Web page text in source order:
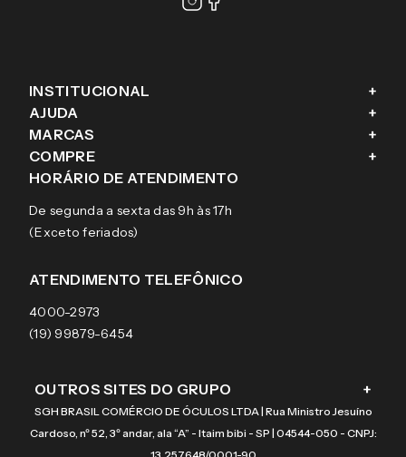
INSTITUCIONAL +
Sobre a eÓtica
Aviso de privacidade
Termos e condições de uso
AJUDA +
Trocas e Devoluções
Pagamentos
Garantias
MARCAS +
Ray-Ban
Tecnol
Arnette
Burberry
COMPRE +
Óculos de sol
Lentes de contato
HORÁRIO DE ATENDIMENTO
De segunda a sexta das 9h às 17h
(Exceto feriados)
ATENDIMENTO TELEFÔNICO
4000-2973
(19) 99879-6454
OUTROS SITES DO GRUPO +
SGH BRASIL COMÉRCIO DE ÓCULOS LTDA | Rua Ministro Jesuíno
Cardoso, nº 52, 3º andar, ala “A” - Itaim bibi - SP | 04544-050 - CNPJ: